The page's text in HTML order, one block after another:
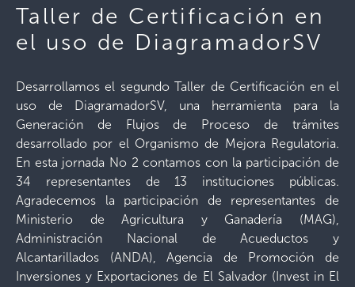
Taller de Certificación en
el uso de DiagramadorSV
Desarrollamos el segundo Taller de Certificación en el
uso de DiagramadorSV, una herramienta para la
Generación de Flujos de Proceso de trámites
desarrollado por el Organismo de Mejora Regulatoria.
En esta jornada No 2 contamos con la participación de
34 representantes de 13 instituciones públicas.
Agradecemos la participación de representantes de
Ministerio de Agricultura y Ganadería (MAG),
Administración Nacional de Acueductos y
Alcantarillados (ANDA), Agencia de Promoción de
Inversiones y Exportaciones de El Salvador (Invest in El